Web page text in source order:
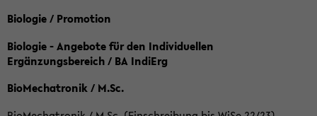
Biologie / Promotion
Biologie - Angebote für den Individuellen
Ergänzungsbereich / BA IndiErg
BioMechatronik / M.Sc.